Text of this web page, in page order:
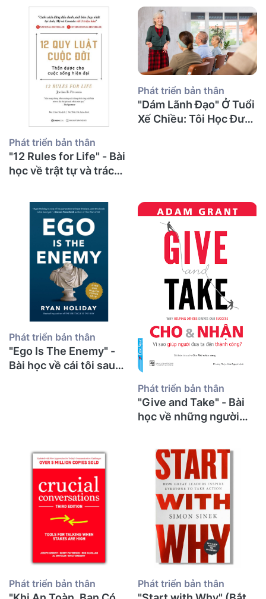
Phát triển bản thân
"12 Rules for Life" - Bài
học về trật tự và trách
già sau 30 năm giảng
đường
Phát triển bản thân
"Dám Lãnh Đạo" Ở Tuổi
Xế Chiều: Tôi Học Được
Phát triển bản thân
"Ego Is The Enemy" -
Bài học về cái tôi sau
Phát triển bản thân
"Give and Take" - Bài
học về những người
Phát triển bản thân Phát triển bản thân